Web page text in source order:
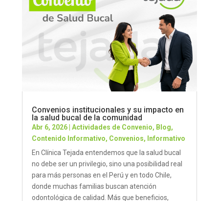
Convenios institucionales y su impacto en
la salud bucal de la comunidad
Abr 6, 2026| Actividades de Convenio, Blog,
Contenido Informativo, Convenios, Informativo
En Clínica Tejada entendemos que la salud bucal
no debe ser un privilegio, sino una posibilidad real
para más personas en el Perú y en todo Chile,
donde muchas familias buscan atención
odontológica de calidad. Más que beneficios,